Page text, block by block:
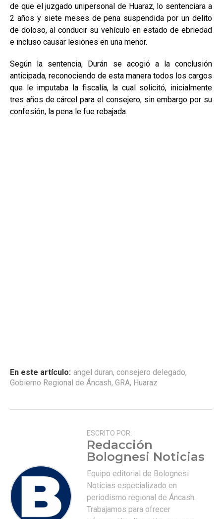
de que el juzgado unipersonal de Huaraz, lo sentenciara a
2 años y siete meses de pena suspendida por un delito
de doloso, al conducir su vehículo en estado de ebriedad
e incluso causar lesiones en una menor.
Según la sentencia, Durán se acogió a la conclusión
anticipada, reconociendo de esta manera todos los cargos
que le imputaba la fiscalía, la cual solicitó, inicialmente
tres años de cárcel para el consejero, sin embargo por su
confesión, la pena le fue rebajada.
En este artículo: angel duran, consejero delegado,
Gobierno Regional de Áncash, GRA, Huaraz
ESCRITO POR:
Redacción
Bolognesi Noticias
Equipo editorial de Bolognesi
Noticias especializado en
periodismo regional de Áncash.
Trabajamos para ofrecer